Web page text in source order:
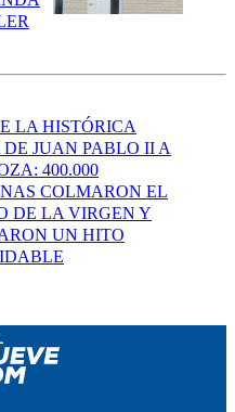
LA HISTÓRICA
JUAN PABLO II A
400.000
COLMARON EL
DE LA VIRGEN Y
UN HITO